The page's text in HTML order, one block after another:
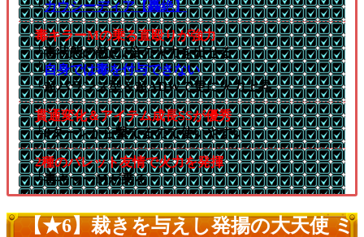
└カウシーディア【轟絶】
毒キラーMの乗る直殴りが強力
└毒状態の敵に2倍の火力を出せる
└自身では毒を付与できない
└超バランス型＆超ADWで更に火力上昇
貫通変化＆アイテム成長SSが優秀
└8ターンから撃てるので使いやすい
2種のバレット友情で火力を発揮
└毒キラーMが乗る
【★6】裁きを与えし発揚の大天使 ミ